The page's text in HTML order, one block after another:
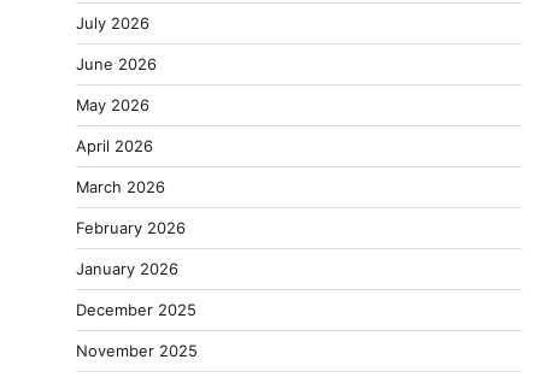
July 2026
June 2026
May 2026
April 2026
March 2026
February 2026
January 2026
December 2025
November 2025